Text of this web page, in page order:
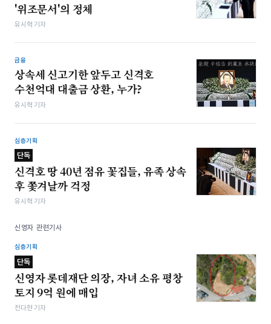
'위조문서'의 정체
유시혁 기자
금융
상속세 신고기한 앞두고 신격호
수천억대 대출금 상환, 누가?
유시혁 기자
심층기획
단독
신격호 땅 40년 점유 꽃집들, 유족 상속
후 쫓겨날까 걱정
유시혁 기자
신영자 관련기사
심층기획
단독
신영자 롯데재단 의장, 자녀 소유 평창
토지 9억 원에 매입
전다현 기자